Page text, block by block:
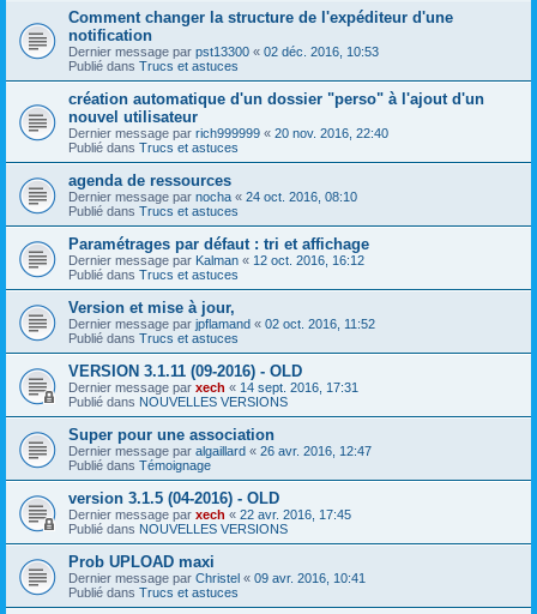
Comment changer la structure de l'expéditeur d'une
notification
Dernier message par pst13300 « 02 déc. 2016, 10:53
Publié dans Trucs et astuces
création automatique d'un dossier "perso" à l'ajout d'un
nouvel utilisateur
Dernier message par rich999999 « 20 nov. 2016, 22:40
Publié dans Trucs et astuces
agenda de ressources
Dernier message par nocha « 24 oct. 2016, 08:10
Publié dans Trucs et astuces
Paramétrages par défaut : tri et affichage
Dernier message par Kalman « 12 oct. 2016, 16:12
Publié dans Trucs et astuces
Version et mise à jour,
Dernier message par jpflamand « 02 oct. 2016, 11:52
Publié dans Trucs et astuces
VERSION 3.1.11 (09-2016) - OLD
Dernier message par xech « 14 sept. 2016, 17:31
Publié dans NOUVELLES VERSIONS
Super pour une association
Dernier message par algaillard « 26 avr. 2016, 12:47
Publié dans Témoignage
version 3.1.5 (04-2016) - OLD
Dernier message par xech « 22 avr. 2016, 17:45
Publié dans NOUVELLES VERSIONS
Prob UPLOAD maxi
Dernier message par Christel « 09 avr. 2016, 10:41
Publié dans Trucs et astuces